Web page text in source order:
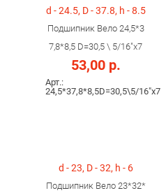
d - 24.5, D - 37.8, h - 8.5
Подшипник Вело 24,5*3
7,8*8,5 D=30,5 \ 5/16"х7
53,00 р.
Арт.:
24,5*37,8*8,5D=30,5\5/16"х7
d - 23, D - 32, h - 6
Подшипник Вело 23*32*